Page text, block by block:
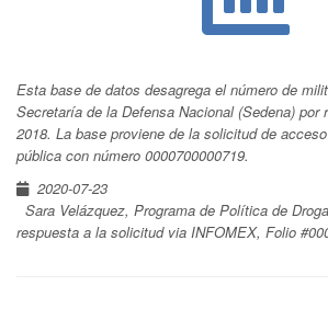
Esta base de datos desagrega el número de
Secretaría de la Defensa Nacional (Sedena) por
2018. La base proviene de la solicitud de
pública con número 0000700000719.
2020-07-23
Sara Velázquez, Programa de Política de
respuesta a la solicitud via INFOMEX, Folio